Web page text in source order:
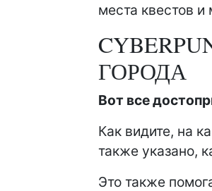
места квестов и
ГОРОДА
Вот все
Как видите, на
также указано,
Это также